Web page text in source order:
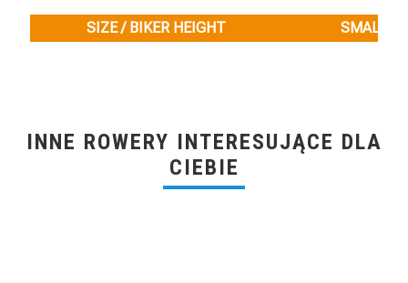
SIZE / BIKER HEIGHT SMALL /
INNE ROWERY INTERESUJĄCE DLA
CIEBIE